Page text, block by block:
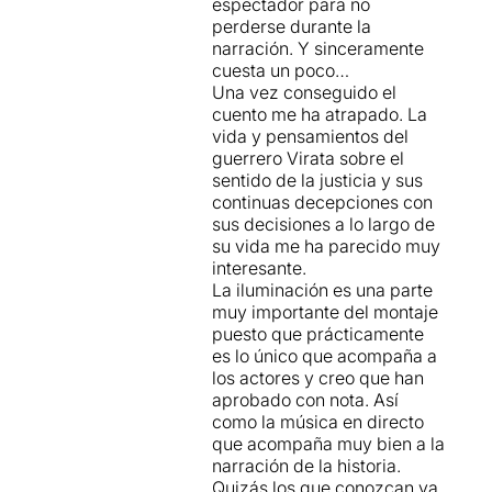
aporti algun significat a tot el
patiment indefugible que
comporta ser viu i,
especialment, viure en
societat.
protagonista des de la seva
fase exultant fins al
decaïment, i durant la qual
podrem reflexionar sobre la
vida, que només és útil de
veritat quan som útils.
Gràcies, Zweig!
Per acabar, l'obra és de les
que aguanten bé l'embat del
temps. Fa 20 anys, la
companyia La Perla la va
estrenar, sota la mateixa
batuta (la del director Oriol
Broggi), i vint anys després
hi torna per celebrar que el
relat perviu per sempre,
passin els anys que passin.
Pep Bracons i fins i tot
algunes projeccions
puntuals contribueixen a
crear aquest ambient tan
íntim com càlid.
En definitiva, la perla 29 ens
fa aquest homenatge
reestrenant la seva obra
fundacional 20 anys més
tard, seguint amb la seva
línia humanista, amb un text
preciós i una direcció
impecable al que ja ens
tenen acostumats.
perderse durante la
narración. Y sinceramente
cuesta un poco…
Una vez conseguido el
cuento me ha atrapado. La
vida y pensamientos del
guerrero Virata sobre el
sentido de la justicia y sus
continuas decepciones con
sus decisiones a lo largo de
su vida me ha parecido muy
interesante.
La iluminación es una parte
muy importante del montaje
puesto que prácticamente
es lo único que acompaña a
los actores y creo que han
aprobado con nota. Así
como la música en directo
que acompaña muy bien a la
narración de la historia.
Quizás los que conozcan ya